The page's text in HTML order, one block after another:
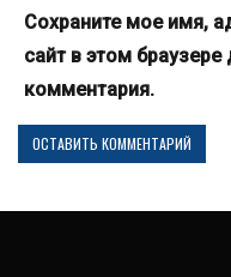
Сохраните мое имя,
сайт в этом
комментария.